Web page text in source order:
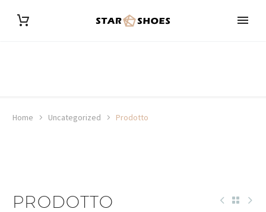
Home Uncategorized Prodotto
PRODOTTO